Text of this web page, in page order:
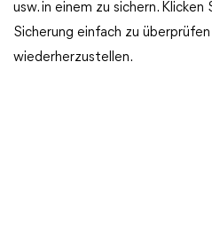
usw. in einem zu sichern.
Sicherung einfach zu
wiederherzustellen.